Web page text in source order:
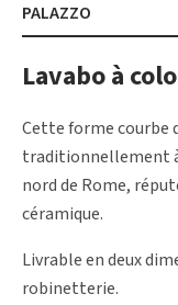
PALAZZO
Lavabo à
Cette forme courbe
traditionnellement
nord de Rome,
céramique.
Livrable en deux
robinetterie.